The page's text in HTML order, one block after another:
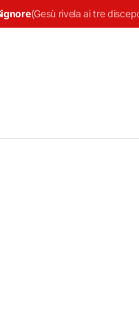
(Gesù rivela ai tre